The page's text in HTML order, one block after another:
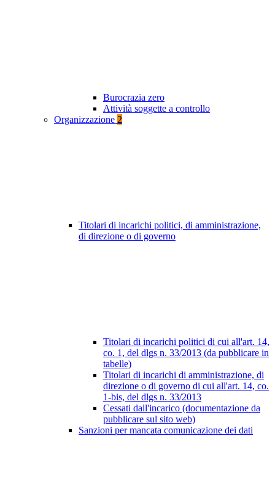
Burocrazia zero
Attività soggette a controllo
Organizzazione 2
Titolari di incarichi politici, di amministrazione,
di direzione o di governo
Titolari di incarichi politici di cui all'art. 14,
co. 1, del dlgs n. 33/2013 (da pubblicare in
tabelle)
Titolari di incarichi di amministrazione, di
direzione o di governo di cui all'art. 14, co.
1-bis, del dlgs n. 33/2013
Cessati dall'incarico (documentazione da
pubblicare sul sito web)
Sanzioni per mancata comunicazione dei dati